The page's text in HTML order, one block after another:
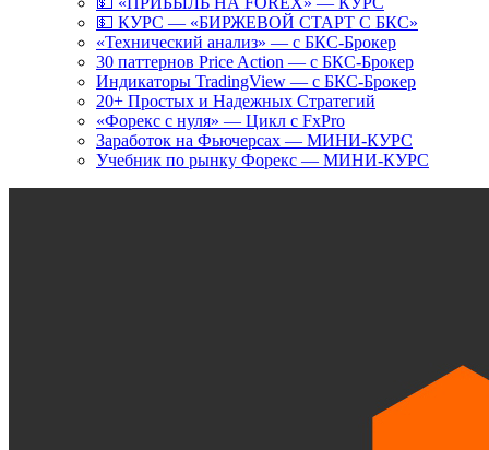
💵 КУРС — «БИРЖЕВОЙ СТАРТ С БКС»
«Технический анализ» — с БКС-Брокер
30 паттернов Price Action — с БКС-Брокер
Индикаторы TradingView — с БКС-Брокер
20+ Простых и Надежных Стратегий
«Форекс с нуля» — Цикл с FxPro
Заработок на Фьючерсах — МИНИ-КУРС
Учебник по рынку Форекс — МИНИ-КУРС